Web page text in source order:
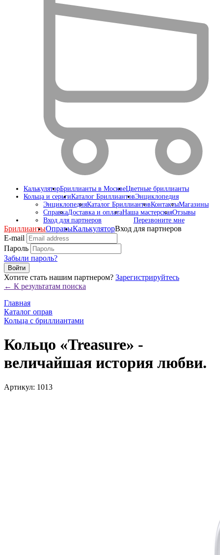
КалькуляторБриллианты в МосквеЦветные бриллианты
Кольца и серьгиКаталог БриллиантовЭнциклопедия
ЭнциклопедияКаталог БриллиантовКонтактыМагазины
СправкаДоставка и оплатаНаша мастерскаяОтзывы
Вход для партнеров
Перезвоните мне
БриллиантыОправыКалькуляторВход для партнеров
E-mail
Пароль
Забыли пароль?
Войти
Хотите стать нашим партнером? Зарегистрируйтесь
← К результатам поиска
Главная
Каталог оправ
Кольца с бриллиантами
Кольцо «Treasure» -
величайшая история любви.
Артикул: 1013